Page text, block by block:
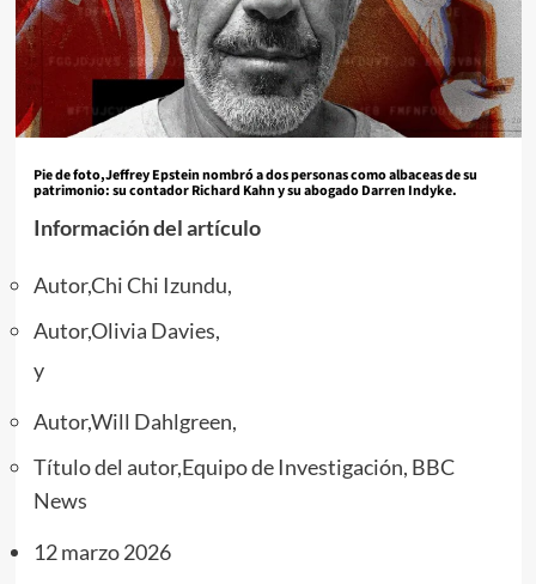
Pie de foto,Jeffrey Epstein nombró a dos personas como albaceas de su
patrimonio: su contador Richard Kahn y su abogado Darren Indyke.
Información del artículo
Autor,Chi Chi Izundu,
Autor,Olivia Davies,
y
Autor,Will Dahlgreen,
Título del autor,Equipo de Investigación, BBC
News
12 marzo 2026